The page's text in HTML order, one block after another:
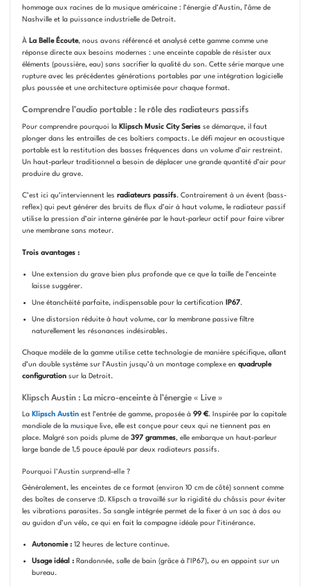
hommage aux racines de la musique américaine : l’énergie d’Austin, l’âme de
Nashville et la puissance industrielle de Detroit.
À La Belle Écoute, nous avons référencé et analysé cette gamme comme une
réponse directe aux besoins modernes : une enceinte capable de résister aux
éléments (poussière, eau) sans sacrifier la qualité du son. Cette série marque une
rupture avec les précédentes générations portables par une intégration logicielle
plus poussée et une architecture optimisée pour chaque format.
Comprendre l’audio portable : le rôle des radiateurs passifs
Pour comprendre pourquoi la Klipsch Music City Seriesse démarque, il faut
plonger dans les entrailles de ces boîtiers compacts. Le défi majeur en acoustique
portable est la restitution des basses fréquences dans un volume d’air restreint.
Un haut-parleur traditionnel a besoin de déplacer une grande quantité d’air pour
produire du grave.
C’est ici qu’interviennent les radiateurs passifs. Contrairement à un évent (bass-
reflex) qui peut générer des bruits de flux d’air à haut volume, le radiateur passif
utilise la pression d’air interne générée par le haut-parleur actif pour faire vibrer
une membrane sans moteur.
Trois avantages :
Une extension du grave bien plus profonde que ce que la taille de l’enceinte
laisse suggérer.
Une étanchéité parfaite, indispensable pour la certification IP67.
Une distorsion réduite à haut volume, car la membrane passive filtre
naturellement les résonances indésirables.
Chaque modèle de la gamme utilise cette technologie de manière spécifique, allant
d’un double système sur l’Austin jusqu’à un montage complexe en quadruple
configurationsur la Detroit.
Klipsch Austin : La micro-enceinte à l’énergie « Live »
La Klipsch Austinest l’entrée de gamme, proposée à 99 €. Inspirée par la capitale
mondiale de la musique live, elle est conçue pour ceux qui ne tiennent pas en
place. Malgré son poids plume de 397 grammes, elle embarque un haut-parleur
large bande de 1,5 pouce épaulé par deux radiateurs passifs.
Pourquoi l’Austin surprend-elle ?
Généralement, les enceintes de ce format (environ 10 cm de côté) sonnent comme
des boîtes de conserve :D. Klipsch a travaillé sur la rigidité du châssis pour éviter
les vibrations parasites. Sa sangle intégrée permet de la fixer à un sac à dos ou
au guidon d’un vélo, ce qui en fait la compagne idéale pour l’itinérance.
Autonomie : 12 heures de lecture continue.
Usage idéal : Randonnée, salle de bain (grâce à l’IP67), ou en appoint sur un
bureau.